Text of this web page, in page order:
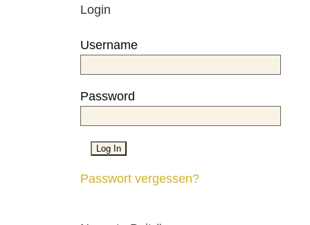
Login
Username
Password
Passwort vergessen?